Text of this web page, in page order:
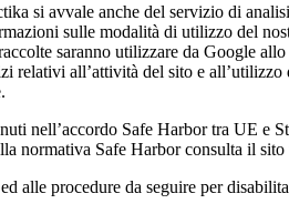
si avvale anche del servizio di
sulle modalità di utilizzo del
saranno utilizzare da Google
relativi all’attività del sito e
nell’accordo Safe Harbor tra UE e
normativa Safe Harbor consulta il
procedure da seguire per